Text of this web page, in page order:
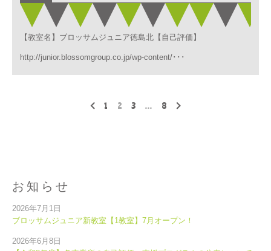
【教室名】ブロッサムジュニア徳島北【自己評価】
http://junior.blossomgroup.co.jp/wp-content/･･･
1 2 3 … 8
お知らせ
ブロッサムジュニア新教室【1教室】7月オープン！
2026年7月1日
2026年6月8日